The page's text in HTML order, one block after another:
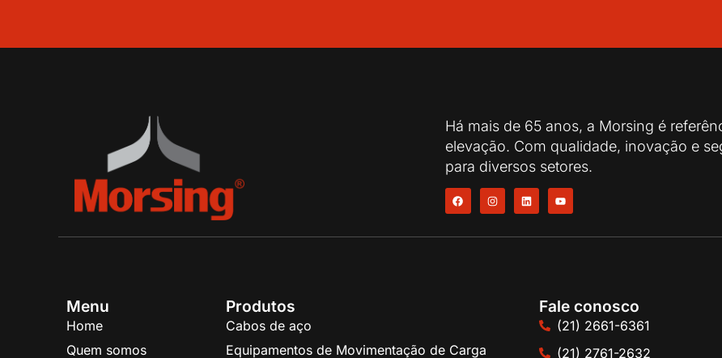
Há mais de 65 anos, a Morsing é
elevação. Com qualidade, inovação e
para diversos setores.
Menu
Home
Quem somos
Produtos
Cabos de aço
Equipamentos de Movimentação de Carga
Fale conosco
(21) 2661-6361
(21) 2761-2632